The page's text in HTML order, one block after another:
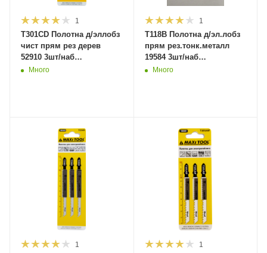
1
T301CD Полотна д/эллобз
чист прям рез дерев
52910 3шт/наб
3*90*116мм(10/100/600)MaxiTool
Много
1
T118B Полотна д/эл.лобз
прям рез.тонк.металл
19584 3шт/наб
2*50*76мм(600/
Много
1 1